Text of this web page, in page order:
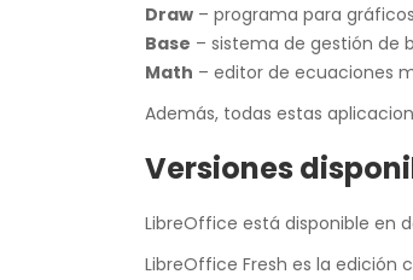
Draw – programa para
Base – sistema de gestión de
Math – editor de ecuaciones
Además, todas estas
Versiones
LibreOffice está disponible en
LibreOffice Fresh es la edición